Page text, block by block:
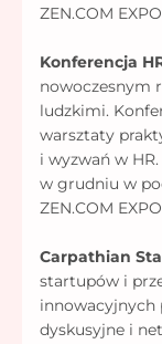
ZEN.COM
Konferencja
nowoczesnym
ludzkimi.
warsztaty
i wyzwań w
w grudniu w
ZEN.COM
Carpathian
startupów i
innowacyjnych
dyskusyjne i